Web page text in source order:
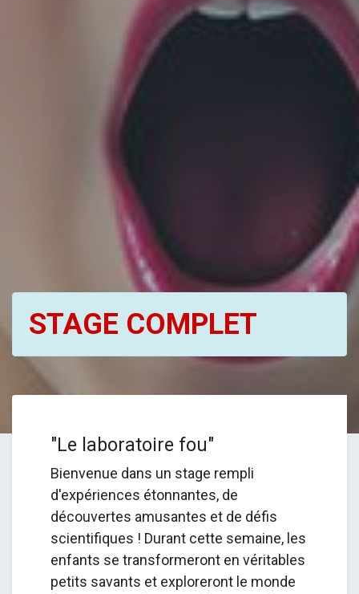
STAGE COMPLET
"Le laboratoire fou"
Bienvenue dans un stage rempli
d'expériences étonnantes, de
découvertes amusantes et de défis
scientifiques ! Durant cette semaine, les
enfants se transformeront en véritables
petits savants et exploreront le monde